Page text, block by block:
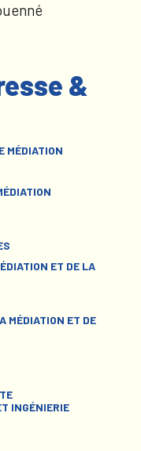
&
MÉDIATION
ET DE LA
MÉDIATION ET DE
INGÉNIERIE